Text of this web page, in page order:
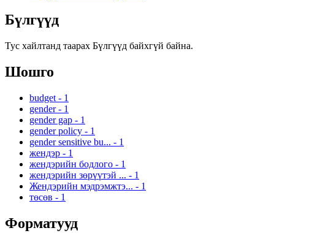
Бүлгүүд
Тус хайлтанд таарах Бүлгүүд байхгүй байна.
Шошго
budget - 1
gender - 1
gender gap - 1
gender policy - 1
gender sensitive bu... - 1
жендэр - 1
жендэрийн бодлого - 1
жендэрийн зөрүүтэй ... - 1
Жендэрийн мэдрэмжтэ... - 1
төсөв - 1
Форматууд